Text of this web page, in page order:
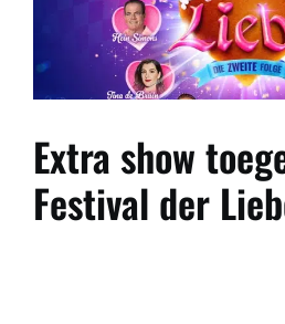
Extra show
Festival der